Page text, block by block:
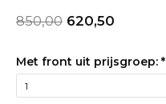
850,00 620,50
Met front uit prijsgroep: *